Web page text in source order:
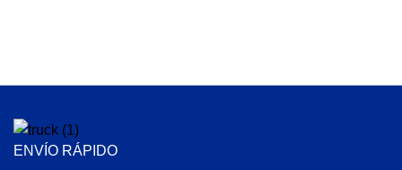
ENVÍO RÁPIDO